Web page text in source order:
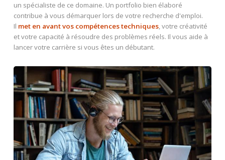
un spécialiste de ce domaine. Un portfolio bien élaboré
contribue à vous démarquer lors de votre recherche d'emploi.
Il met en avant vos compétences techniques, votre créativité
et votre capacité à résoudre des problèmes réels. Il vous aide à
lancer votre carrière si vous êtes un débutant.